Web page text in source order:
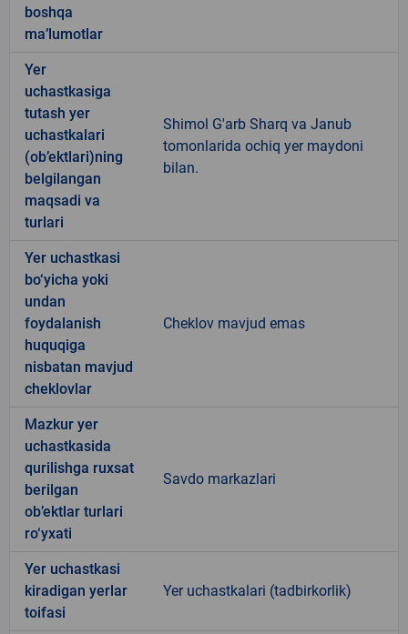
boshqa
ma’lumotlar
Yer
uchastkasiga
tutash yer
uchastkalari
(ob’ektlari)ning
belgilangan
maqsadi va
turlari
Shimol G'arb Sharq va Janub
tomonlarida ochiq yer maydoni
bilan.
Yer uchastkasi
bo‘yicha yoki
undan
foydalanish
huquqiga
nisbatan mavjud
cheklovlar
Cheklov mavjud emas
Mazkur yer
uchastkasida
qurilishga ruxsat
berilgan
ob’ektlar turlari
ro‘yxati
Savdo markazlari
Yer uchastkasi
kiradigan yerlar
toifasi
Yer uchastkalari (tadbirkorlik)